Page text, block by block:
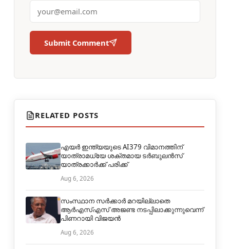
Submit Comment
RELATED POSTS
എയർ ഇന്ത്യയുടെ AI379 വിമാനത്തിന്
യാത്രാമധ്യേ ശക്തമായ ടർബുലൻസ്
യാത്രക്കാർക്ക് പരിക്ക്
Aug 6, 2026
സംസ്ഥാന സർക്കാർ മറയില്ലാതെ
ആർഎസ്എസ് അജണ്ട നടപ്പിലാക്കുന്നുവെന്ന്
പിണറായി വിജയൻ
Aug 6, 2026